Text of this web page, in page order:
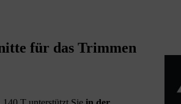
für das Trimmen